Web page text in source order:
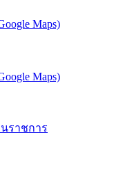
Maps)
ราชการ
Maps)
วัดชลบุรีเรื่อง
ทำการเพาะ
มบัติของแผ่น
ยทะเล มายื่น